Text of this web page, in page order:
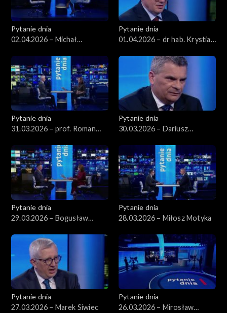
Pytanie dnia
02.04.2026 – Michał
Pytanie dnia
01.04.2026 – dr hab. Krystian
Pytanie dnia
31.03.2026 – prof. Roman
Pytanie dnia
30.03.2026 – Dariusz
Pytanie dnia
29.03.2026 – Bogusław
Pytanie dnia
28.03.2026 – Miłosz Motyka
Pytanie dnia
27.03.2026 – Marek Siwiec
Pytanie dnia
26.03.2026 – Mirosław